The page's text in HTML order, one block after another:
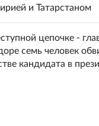
и Татарстаном
цепочке -
семь человек
кандидата в